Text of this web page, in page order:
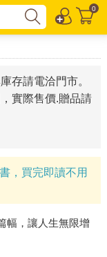
0
存請電洽門市。
實際售價.贈品請
，買完即讀不用
幅，讓人生無限增